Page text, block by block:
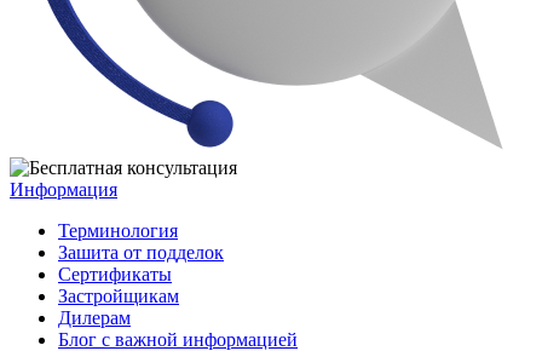
Информация
Терминология
Зашита от подделок
Сертификаты
Застройщикам
Дилерам
Блог с важной информацией